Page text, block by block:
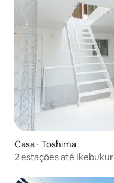
Casa ⋅ Toshima
2 estações até